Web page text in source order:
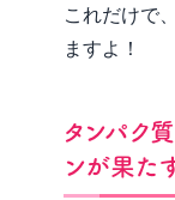
これだけで
ますよ！
タンパク
ンが果た